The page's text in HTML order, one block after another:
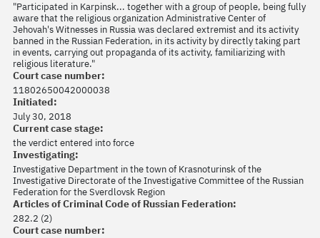
"Participated in Karpinsk... together with a group of people, being fully
aware that the religious organization Administrative Center of
Jehovah's Witnesses in Russia was declared extremist and its activity
banned in the Russian Federation, in its activity by directly taking part
in events, carrying out propaganda of its activity, familiarizing with
religious literature."
Court case number:
11802650042000038
Initiated:
July 30, 2018
Current case stage:
the verdict entered into force
Investigating:
Investigative Department in the town of Krasnoturinsk of the
Investigative Directorate of the Investigative Committee of the Russian
Federation for the Sverdlovsk Region
Articles of Criminal Code of Russian Federation:
282.2 (2)
Court case number: